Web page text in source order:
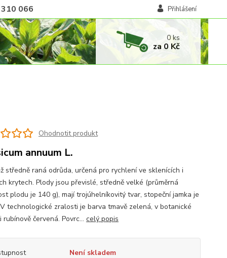
Přihlášení
066
0ks
za 0 Kč
Ohodnotit produkt
annuum L.
středně raná odrůda, určená pro rychlení ve sklenících i
krytech. Plody jsou převislé, středně velké (průměrná
plodu je 140 g), mají trojúhelníkovitý tvar, stopeční jamka je
technologické zralosti je barva tmavě zelená, v botanické
rubínově červená. Povrc... celý popis
Není skladem